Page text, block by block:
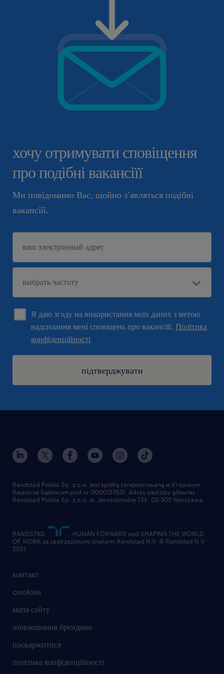
хочу отримувати сповіщення
про подібні вакансіїї
Ми повідомимо Вас, щойно з’являться подібні
вакансіїї.
Я даю згоду на використання моїх даних з метою
надсилання мені сповіщень про вакансіїї. Політика
конфіденційності
підтверджувати
контакт
cookies
мапа сайту
зловживання брендами
поскаржитися
політика конфіденційності
Randstad Polska Sp. z o.o. jest spółką zarejestrowaną w Krajowym
Rejestrze Sądowym pod nr 0000157531. Adres siedziby głównej
Randstad Polska Sp. z o.o. al. Jerozolimskie 134, 02-305 Warszawa.
RANDSTAD,
, HUMAN FORWARD and SHAPING THE WORLD
OF WORK są zastrzeżonymi znakami Randstad N.V. © Randstad N.V
2021